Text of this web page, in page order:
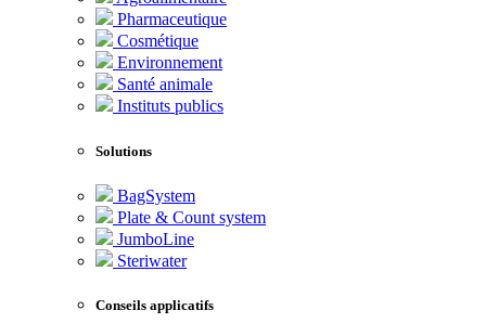
Pharmaceutique
Cosmétique
Environnement
Santé animale
Instituts publics
Solutions
BagSystem
Plate & Count system
JumboLine
Steriwater
Conseils applicatifs